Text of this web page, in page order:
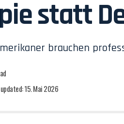
statt
brauchen
15. Mai 2026